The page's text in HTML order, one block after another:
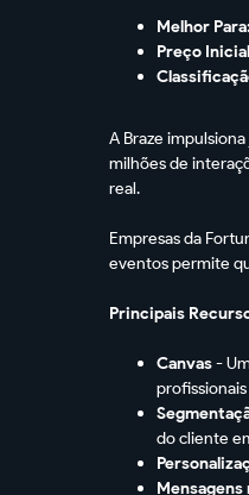
Melhor
Preço
A Braze
milhões de
real.
Empresas da
eventos permite
Principais
Canvas-
do cliente